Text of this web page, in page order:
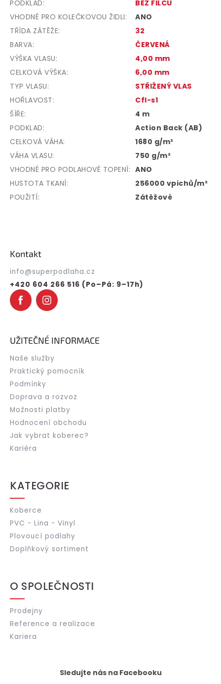
PODKLAD:
BEZ FILCU
VHODNÉ PRO KOLEČKOVOU ŽIDLI:
ANO
TŘÍDA ZÁTĚŽE:
32
BARVA:
ČERVENÁ
VÝŠKA VLASU:
4,00 mm
CELKOVÁ VÝŠKA:
6,00 mm
TYP VLASU:
STŘIŽENÝ VLAS
HOŘLAVOST:
Cfl-s1
ŠÍŘE:
4 m
PODKLAD:
Action Back (AB)
CELKOVÁ VÁHA:
1680 g/m²
VÁHA VLASU:
750 g/m²
VHODNÉ PRO PODLAHOVÉ TOPENÍ: ANO
HUSTOTA TKANÍ:
256000 vpichů/m²
POUŽITÍ: Zátěžové
Kontakt
info@superpodlaha.cz
+420 604 266 516 (Po–Pá: 9–17h)
UŽITEČNÉ INFORMACE
Naše služby
Praktický pomocník
Podmínky
Doprava a rozvoz
Možnosti platby
Hodnocení obchodu
Jak vybrat koberec?
Kariéra
KATEGORIE
Koberce
PVC - Lina - Vinyl
Plovoucí podlahy
Doplňkový sortiment
O SPOLEČNOSTI
Prodejny
Reference a realizace
Kariera
Sledujte nás na Facebooku